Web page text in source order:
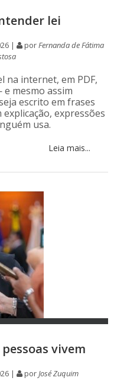
lei
| porFernanda de Fátima
na internet, em PDF,
mesmo assim
escrito em frases
expressões
usa.
Leia mais...
vivem
| porJosé Zuquim